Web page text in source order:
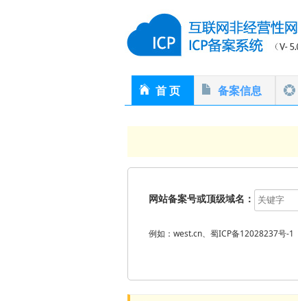
首 页 备案信息
网站备案号或顶级域名：
例如：west.cn、蜀ICP备12028237号-1